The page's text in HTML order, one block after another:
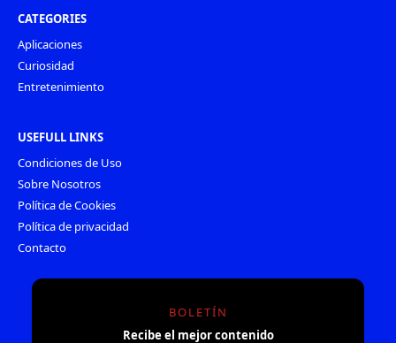
CATEGORIES
Aplicaciones
Curiosidad
Entretenimiento
USEFULL LINKS
Condiciones de Uso
Sobre Nosotros
Política de Cookies
Política de privacidad
Contacto
BOLETÍN
Recibe el mejor contenido